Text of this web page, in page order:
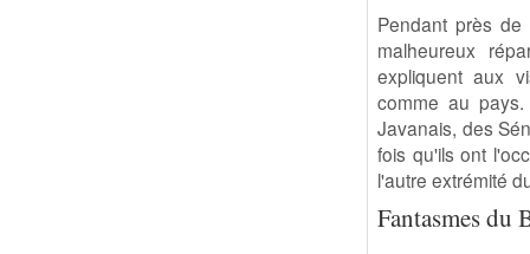
Pendant près
malheureux
expliquent aux
comme au
Javanais, des
fois qu'ils ont
l'autre extrémité
Fantasmes du